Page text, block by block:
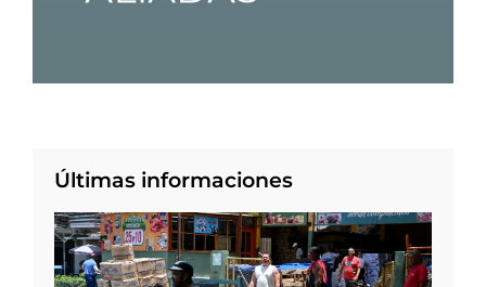
Últimas informaciones